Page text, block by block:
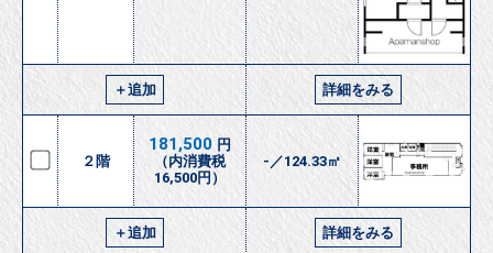
＋追加 詳細をみる
２階
181,500 円
（内消費税
16,500円）
-／124.33㎡
＋追加 詳細をみる